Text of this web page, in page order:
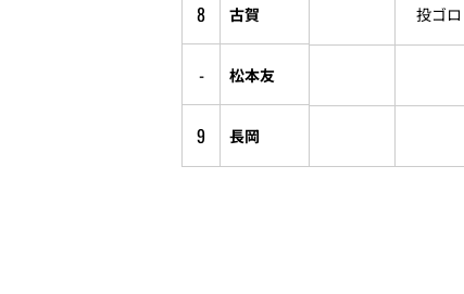
8 古賀 投ゴロ
- 松本友
9 長岡